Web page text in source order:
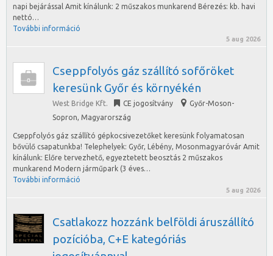
napi bejárással Amit kínálunk: 2 műszakos munkarend Bérezés: kb. havi
nettó…
További információ
5 aug 2026
Cseppfolyós gáz szállító sofőröket
keresünk Győr és környékén
West Bridge Kft. CE jogosítvány
Győr-Moson-
Sopron, Magyarország
Cseppfolyós gáz szállító gépkocsivezetőket keresünk folyamatosan
bővülő csapatunkba! Telephelyek: Győr, Lébény, Mosonmagyaróvár Amit
kínálunk: Előre tervezhető, egyeztetett beosztás 2 műszakos
munkarend Modern járműpark (3 éves…
További információ
5 aug 2026
Csatlakozz hozzánk belföldi áruszállító
pozícióba, C+E kategóriás